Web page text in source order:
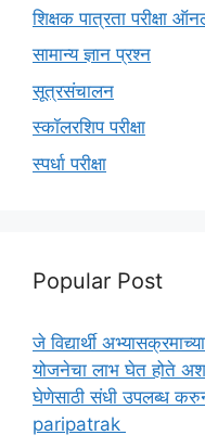
शिक्षक पात्रता परीक्षा
सामान्य ज्ञान प्रश्न
सूत्रसंचालन
स्कॉलरशिप परीक्षा
स्पर्धा परीक्षा
Popular Post
जे विद्यार्थी
योजनेचा लाभ घेत होते अशा
घेणेसाठी संधी उपलब्ध
paripatrak